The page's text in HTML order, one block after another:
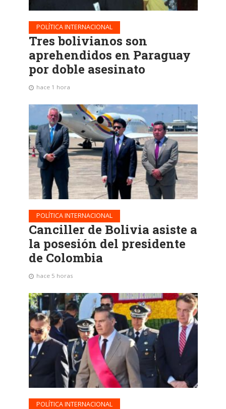
POLÍTICA INTERNACIONAL
Tres bolivianos son
aprehendidos en Paraguay
por doble asesinato
hace 1 hora
POLÍTICA INTERNACIONAL
Canciller de Bolivia asiste a
la posesión del presidente
de Colombia
hace 5 horas
POLÍTICA INTERNACIONAL